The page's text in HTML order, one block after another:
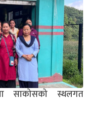
साकोसको स्थलगत
साकोसको स्थलगत